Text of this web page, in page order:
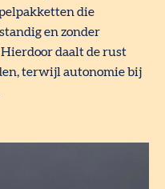
die
en zonder
daalt de rust
terwijl autonomie bij